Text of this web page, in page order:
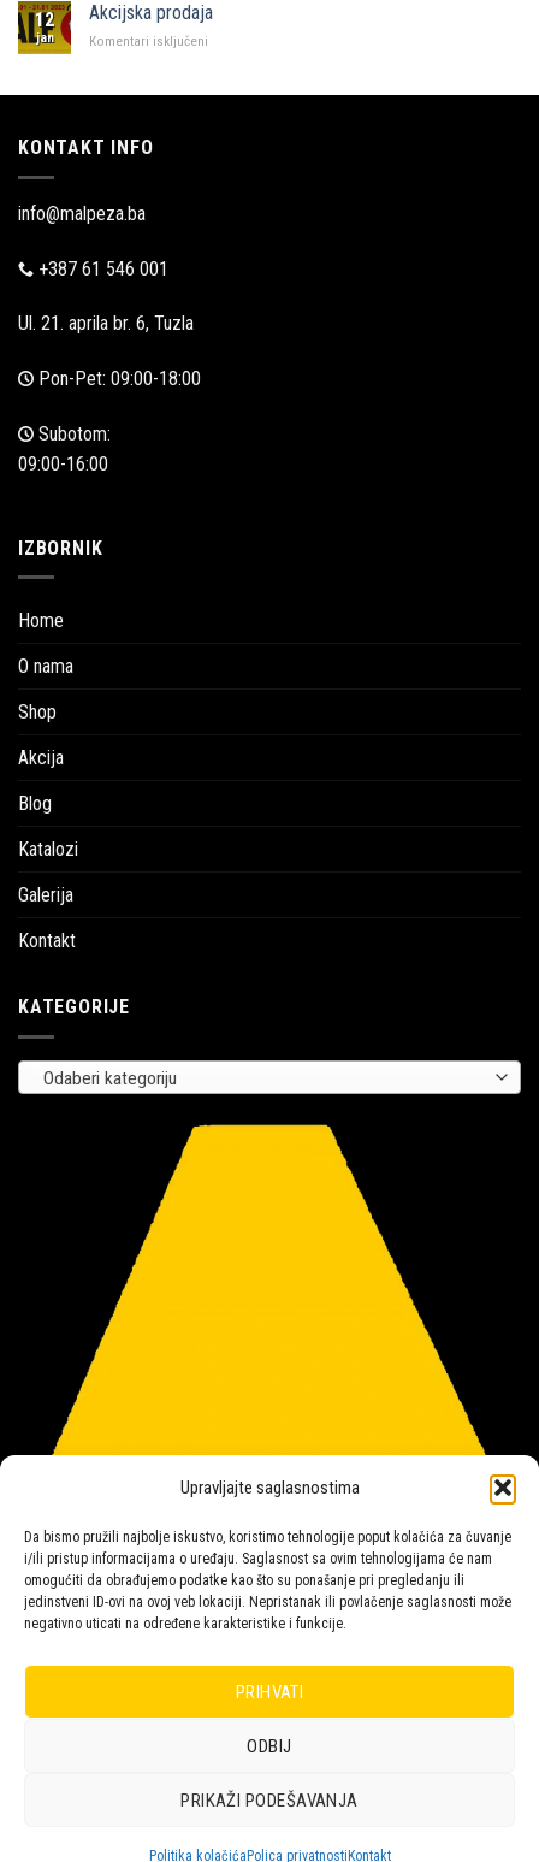
Upravljajte saglasnostima
Da bismo pružili najbolje iskustvo, koristimo tehnologije poput kolačića za čuvanje
i/ili pristup informacijama o uređaju. Saglasnost sa ovim tehnologijama će nam
omogućiti da obrađujemo podatke kao što su ponašanje pri pregledanju ili
jedinstveni ID-ovi na ovoj veb lokaciji. Nepristanak ili povlačenje saglasnosti može
negativno uticati na određene karakteristike i funkcije.
PRIHVATI
ODBIJ
PRIKAŽI PODEŠAVANJA
Politika kolačića Polica privatnosti Kontakt
Zadru
12
jan
Akcijska prodaja
Komentari isključeni
KONTAKT INFO
info@malpeza.ba
+387 61 546 001
Ul. 21. aprila br. 6, Tuzla
Pon-Pet: 09:00-18:00
Subotom:
09:00-16:00
IZBORNIK
Home
O nama
Shop
Akcija
Blog
Katalozi
Galerija
Kontakt
KATEGORIJE
Odaberi kategoriju